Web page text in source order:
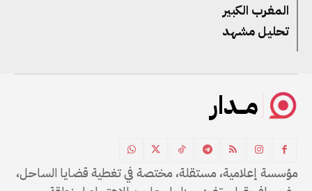
المغرب الكبير
تحليل مشهد
مــدار
مؤسسة إعلامية، مستقلة، مختصة في تغطية قضايا الساحل،